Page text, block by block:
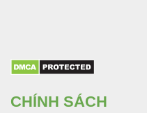
CHÍNH SÁCH